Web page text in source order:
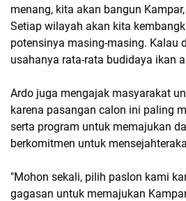
menang, kita akan bangun
Setiap wilayah akan kita
potensinya masing-masing. Kalau
usahanya rata-rata budidaya ikan
Ardo juga mengajak masyarakat
karena pasangan calon ini paling
serta program untuk memajukan
berkomitmen untuk
"Mohon sekali, pilih paslon kami
gagasan untuk memajukan